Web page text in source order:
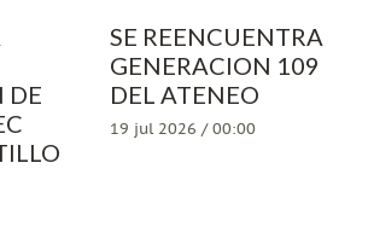
DE
SE REENCUENTRA
GENERACION 109
DEL ATENEO
19 jul 2026 / 00:00